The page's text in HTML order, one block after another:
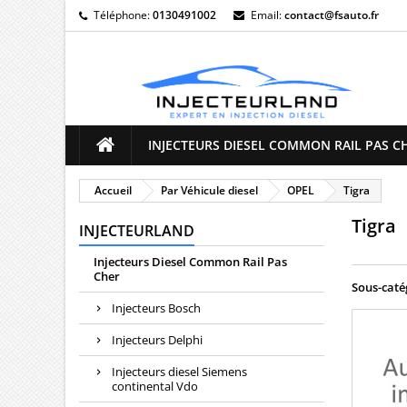
Téléphone:0130491002 Email:contact@fsauto.fr
INJECTEURS DIESEL COMMON RAIL PAS
Accueil Par Véhicule diesel OPEL Tigra
INJECTEURLAND
Injecteurs Diesel Common Rail Pas
Cher
Injecteurs Bosch
Injecteurs Delphi
Injecteurs diesel Siemens
continental Vdo
Tigra
Sous-